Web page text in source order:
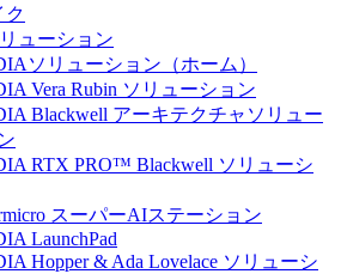
ク
ューション
ソリューション（ホーム）
Vera Rubin ソリューション
Blackwell アーキテクチャソリュー
RTX PRO™ Blackwell ソリューシ
スーパーAIステーション
LaunchPad
Hopper & Ada Lovelace ソリューシ